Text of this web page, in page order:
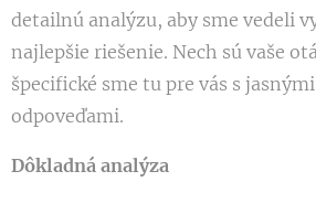
detailnú analýzu, aby sme vedeli
najlepšie riešenie. Nech sú vaše
špecifické sme tu pre vás s
odpoveďami.
Dôkladná analýza